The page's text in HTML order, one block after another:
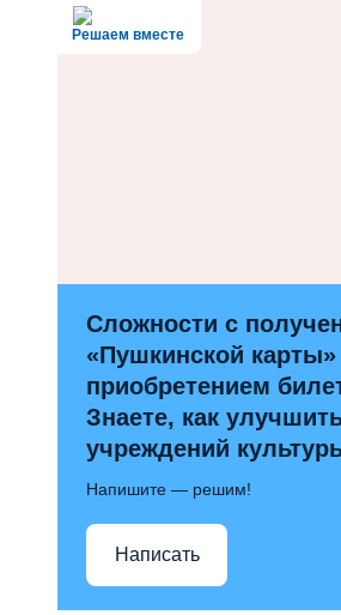
Решаем вместе
Сложности с
«Пушкинской
приобретением
Знаете, как
учреждений
Напишите — решим!
Написать